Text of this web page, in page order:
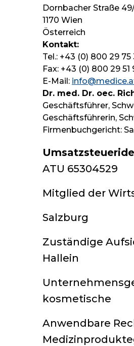
Dornbacher Straße
1170 Wien
Österreich
Kontakt:
Tel.: +43 (0) 800 29 75
Fax: +43 (0) 800 29 51
E-Mail:
Dr. med. Dr. oec.
Geschäftsführer,
Geschäftsführerin,
Firmenbuchgericht:
ATU 65304529
Mitglied der
Salzburg
Zuständige
Hallein
kosmetische
Anwendbare